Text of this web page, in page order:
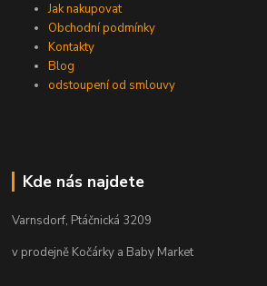
Jak nakupovat
Obchodní podmínky
Kontakty
Blog
odstoupení od smlouvy
Kde nás najdete
Varnsdorf, Ptáčnická 3209
v prodejně Kočárky a Baby Market